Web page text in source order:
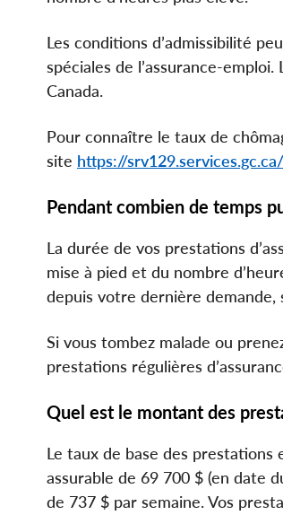
Les conditions d’admissibilité
spéciales de l’assurance-
Canada.
Pour connaître le taux de
site https://
Pendant combien de temps
La durée de vos prestations
mise à pied et du nombre
depuis votre dernière
Si vous tombez malade ou
prestations régulières
Quel est le montant des
Le taux de base des prestations
assurable de 69 700 $ (en date
de 737 $ par semaine. Vos